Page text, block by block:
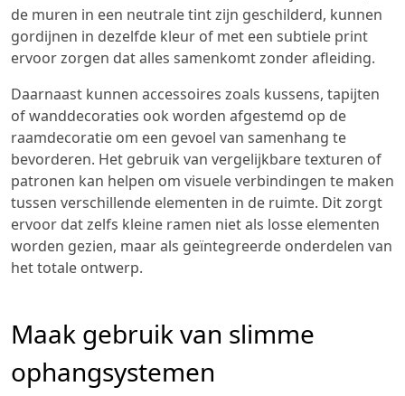
de muren in een neutrale tint zijn geschilderd, kunnen
gordijnen in dezelfde kleur of met een subtiele print
ervoor zorgen dat alles samenkomt zonder afleiding.
Daarnaast kunnen accessoires zoals kussens, tapijten
of wanddecoraties ook worden afgestemd op de
raamdecoratie om een gevoel van samenhang te
bevorderen. Het gebruik van vergelijkbare texturen of
patronen kan helpen om visuele verbindingen te maken
tussen verschillende elementen in de ruimte. Dit zorgt
ervoor dat zelfs kleine ramen niet als losse elementen
worden gezien, maar als geïntegreerde onderdelen van
het totale ontwerp.
Maak gebruik van slimme
ophangsystemen